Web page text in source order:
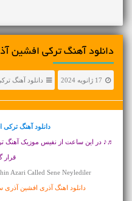
دانلود آهنگ ترکی افشین
17 ژانویه 2024 دانلود آهنگ
دانلود آهنگ ترکی
♬♪ در این ساعت از نفیس موزیک آهنگ
قرار
Azari Called Sene Neylediler
دانلود اهنگ آذری افشین آذری